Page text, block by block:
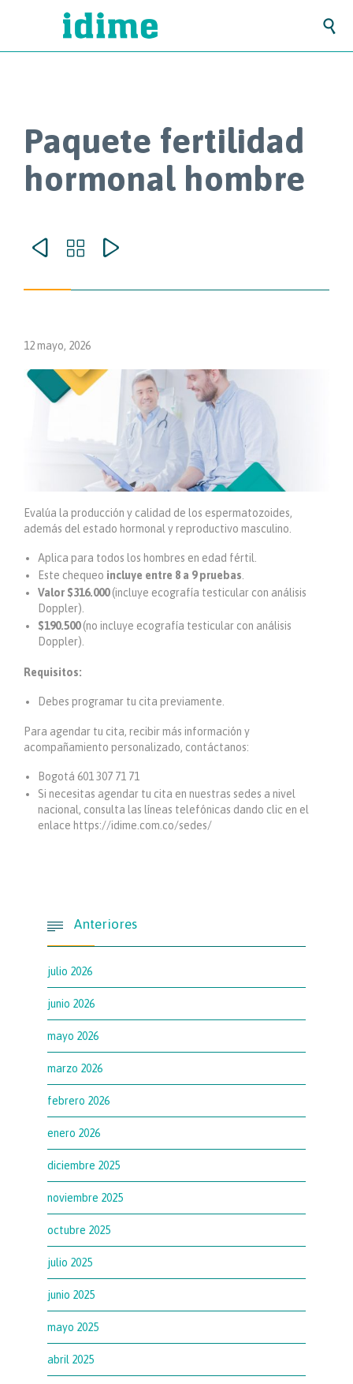

Paquete fertilidad
hormonal hombre
  
12 mayo, 2026
Evalúa la producción y calidad de los espermatozoides,
además del estado hormonal y reproductivo masculino.
Aplica para todos los hombres en edad fértil.
Este chequeo incluye entre 8 a 9 pruebas
Valor $316.000(incluye ecografía testicular con análisis
Doppler).
$190.500(no incluye ecografía testicular con análisis
Doppler).
Requisitos:
Debes programar tu cita previamente.
Para agendar tu cita, recibir más información y
acompañamiento personalizado, contáctanos:
Bogotá 601 307 71 71
Si necesitas agendar tu cita en nuestras sedes a nivel
nacional, consulta las líneas telefónicas dando clic en el
enlace https://idime.com.co/sedes/
 Anteriores
julio 2026
junio 2026
mayo 2026
marzo 2026
febrero 2026
enero 2026
diciembre 2025
noviembre 2025
octubre 2025
julio 2025
junio 2025
mayo 2025
abril 2025